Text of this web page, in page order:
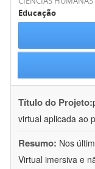
Educação
Título do Projeto:
virtual aplicada ao
Resumo: Nos
Virtual imersiva e